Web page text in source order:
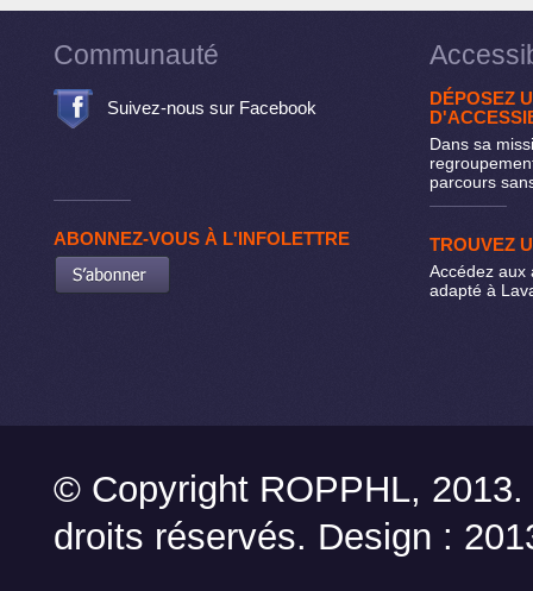
Communauté
Suivez-nous sur Facebook
ABONNEZ-VOUS À L'INFOLETTRE
DÉPOSEZ
Dans sa
parcours
TROUVEZ
Accédez aux
adapté à
© Copyright ROPPHL, 2013.
droits réservés. Design :